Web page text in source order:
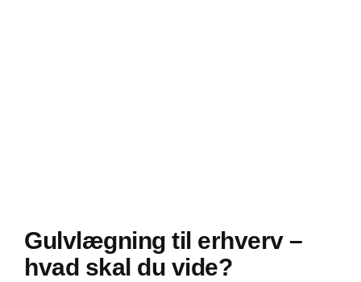
Gulvlægning til erhverv –
hvad skal du vide?